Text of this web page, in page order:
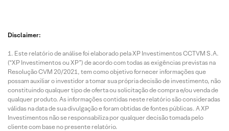
Disclaimer:
Este relatório de análise foi elaborado pela XP Investimentos CCTVM S.A.
(“XP Investimentos ou XP”) de acordo com todas as exigências previstas na
Resolução CVM 20/2021, tem como objetivo fornecer informações que
possam auxiliar o investidor a tomar sua própria decisão de investimento, não
constituindo qualquer tipo de oferta ou solicitação de compra e/ou venda de
qualquer produto. As informações contidas neste relatório são consideradas
válidas na data de sua divulgação e foram obtidas de fontes públicas. A XP
Investimentos não se responsabiliza por qualquer decisão tomada pelo
cliente com base no presente relatório.